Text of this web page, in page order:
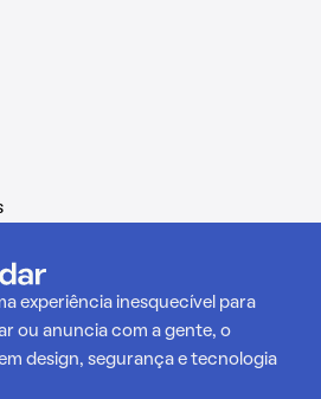
experiência inesquecível para
ou anuncia com a gente, o
design, segurança e tecnologia